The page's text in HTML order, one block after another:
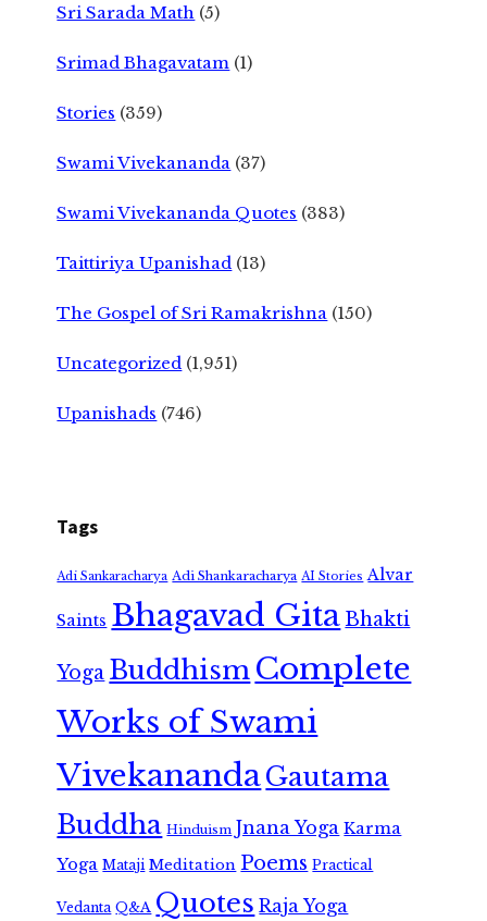
Sri Sarada Math (5)
Srimad Bhagavatam (1)
Stories (359)
Swami Vivekananda (37)
Swami Vivekananda Quotes (383)
Taittiriya Upanishad (13)
The Gospel of Sri Ramakrishna (150)
Uncategorized (1,951)
Upanishads (746)
Tags
Adi Sankaracharya Adi Shankaracharya AI Stories Alvar
Saints Bhagavad GitaBhakti
Yoga Buddhism Complete
Works of Swami
VivekanandaGautama
Buddha Hinduism Jnana Yoga Karma
Yoga Mataji Meditation Poems Practical
Vedanta Q&A Quotes Raja Yoga